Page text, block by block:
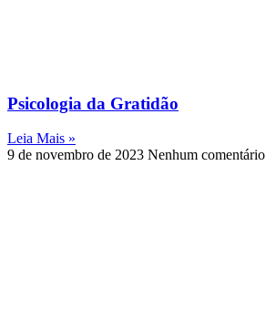
Psicologia da Gratidão
Leia Mais »
9 de novembro de 2023 Nenhum comentário